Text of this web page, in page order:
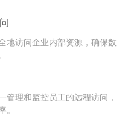
地访问企业内部资源，确保数
管理和监控员工的远程访问，